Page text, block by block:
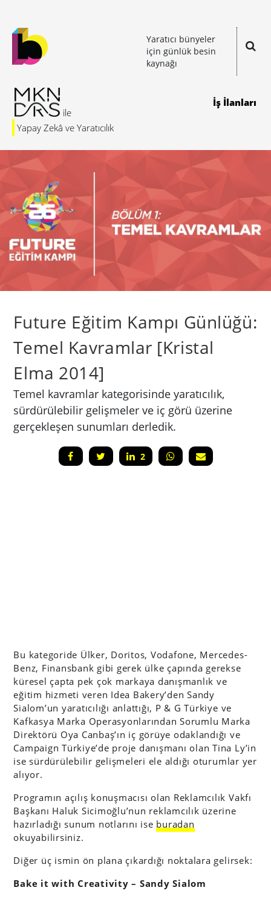
Yaratıcı bünyeler
için günlük besin
kaynağı
Yapay Zekâ ve Yaratıcılık
İş İlanları
Future Eğitim Kampı Günlüğü:
Temel Kavramlar [Kristal
Elma 2014]
Temel kavramlar kategorisinde yaratıcılık,
sürdürülebilir gelişmeler ve iç görü üzerine
gerçekleşen sunumları derledik.
2
Bu kategoride Ülker, Doritos, Vodafone, Mercedes-
Benz, Finansbank gibi gerek ülke çapında gerekse
küresel çapta pek çok markaya danışmanlık ve
eğitim hizmeti veren Idea Bakery’den Sandy
Sialom’un yaratıcılığı anlattığı, P & G Türkiye ve
Kafkasya Marka Operasyonlarından Sorumlu Marka
Direktörü Oya Canbaş’ın iç görüye odaklandığı ve
Campaign Türkiye’de proje danışmanı olan Tina Ly’in
ise sürdürülebilir gelişmeleri ele aldığı oturumlar yer
alıyor.
Programın açılış konuşmacısı olan Reklamcılık Vakfı
Başkanı Haluk Sicimoğlu’nun reklamcılık üzerine
hazırladığı sunum notlarını ise buradan
okuyabilirsiniz.
Diğer üç ismin ön plana çıkardığı noktalara gelirsek:
Bake it with Creativity – Sandy Sialom